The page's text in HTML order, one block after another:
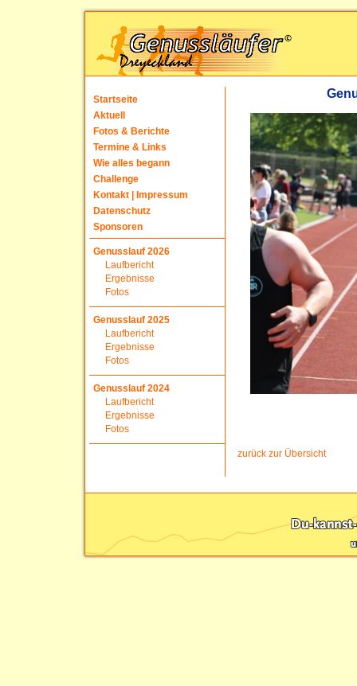
Startseite
Aktuell
Fotos & Berichte
Termine & Links
Wie alles begann
Challenge
Kontakt | Impressum
Datenschutz
Sponsoren
Genusslauf 2026
Laufbericht
Ergebnisse
Fotos
Genusslauf 2025
Laufbericht
Ergebnisse
Fotos
Genusslauf 2024
Laufbericht
Ergebnisse
Fotos
zurück zur Übersicht